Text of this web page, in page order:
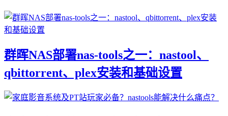
群晖NAS部署nas-tools之一：nastool、
qbittorrent、plex安装和基础设置